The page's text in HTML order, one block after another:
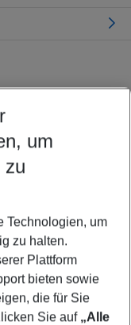
um
zu
Technologien, um
zu halten.
Plattform
bieten sowie
die für Sie
Sie auf „Alle